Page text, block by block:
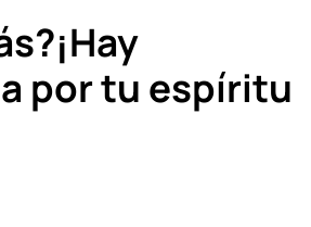
por tu espíritu